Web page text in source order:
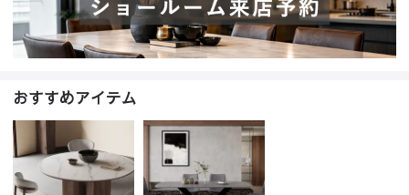
おすすめアイテム